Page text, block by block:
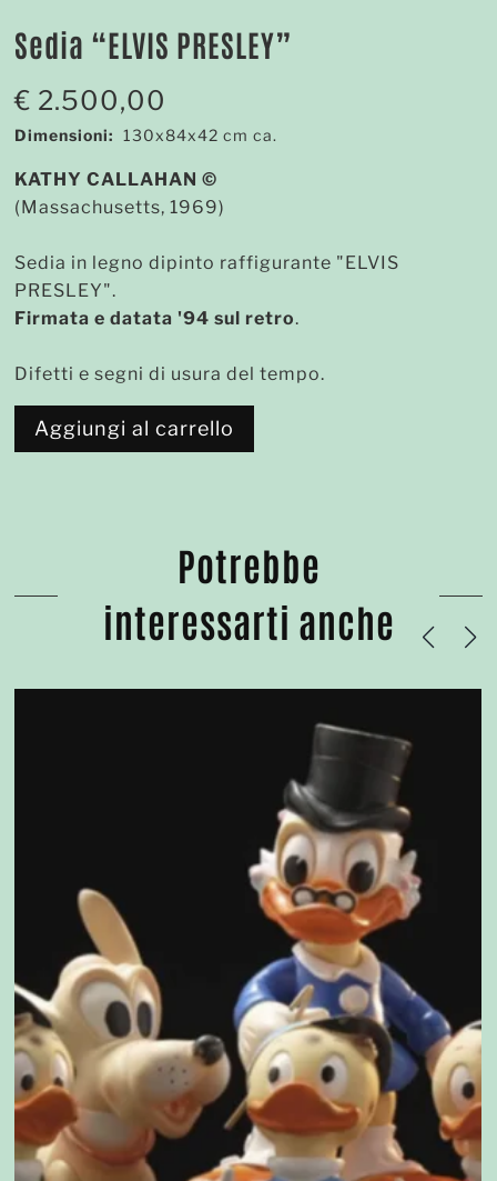
Sedia “ELVIS PRESLEY”
€ 2.500,00
Dimensioni: 130x84x42 cm ca.
KATHY CALLAHAN ©
(Massachusetts, 1969)
Sedia in legno dipinto raffigurante "ELVIS
PRESLEY".
Firmata e datata '94 sul retro.
Difetti e segni di usura del tempo.
Aggiungi al carrello
Potrebbe
interessarti anche